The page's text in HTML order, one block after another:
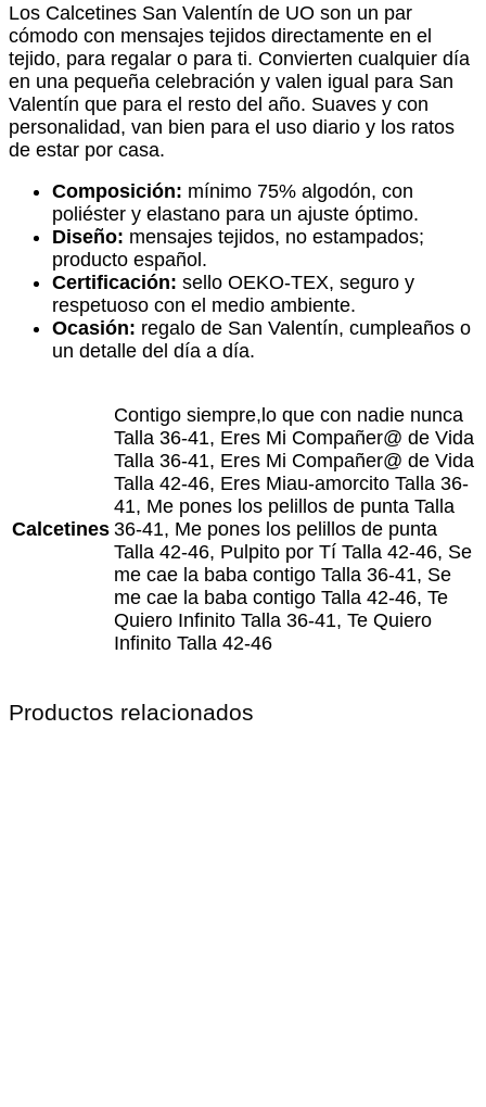
Los Calcetines San Valentín de UO son un par
cómodo con mensajes tejidos directamente en el
tejido, para regalar o para ti. Convierten cualquier día
en una pequeña celebración y valen igual para San
Valentín que para el resto del año. Suaves y con
personalidad, van bien para el uso diario y los ratos
de estar por casa.
Composición: mínimo 75% algodón, con
poliéster y elastano para un ajuste óptimo.
Diseño: mensajes tejidos, no estampados;
producto español.
Certificación: sello OEKO-TEX, seguro y
respetuoso con el medio ambiente.
Ocasión: regalo de San Valentín, cumpleaños o
un detalle del día a día.
Calcetines
Contigo siempre,lo que con nadie nunca
Talla 36-41, Eres Mi Compañer@ de Vida
Talla 36-41, Eres Mi Compañer@ de Vida
Talla 42-46, Eres Miau-amorcito Talla 36-
41, Me pones los pelillos de punta Talla
36-41, Me pones los pelillos de punta
Talla 42-46, Pulpito por Tí Talla 42-46, Se
me cae la baba contigo Talla 36-41, Se
me cae la baba contigo Talla 42-46, Te
Quiero Infinito Talla 36-41, Te Quiero
Infinito Talla 42-46
Productos relacionados